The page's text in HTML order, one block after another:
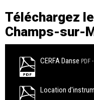
Téléchargez
Champs-sur-
CERFA Danse PDF
Location